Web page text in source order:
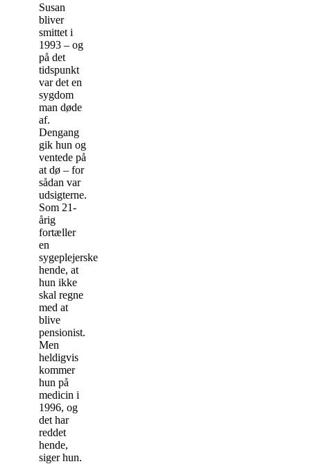
Susan
bliver
smittet i
1993 – og
på det
tidspunkt
var det en
sygdom
man døde
af.
Dengang
gik hun og
ventede på
at dø – for
sådan var
udsigterne.
Som 21-
årig
fortæller
en
sygeplejerske
hende, at
hun ikke
skal regne
med at
blive
pensionist.
Men
heldigvis
kommer
hun på
medicin i
1996, og
det har
reddet
hende,
siger hun.